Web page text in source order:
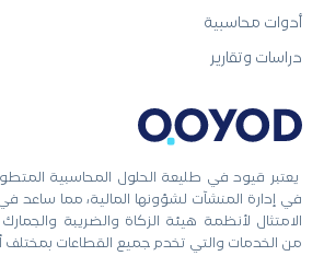
يعتبر قيود في طليعة الحلول المحاسبية
في إدارة المنشآت لشؤونها المالية، مما ساعد
الامتثال لأنظمة هيئة الزكاة والضريبة
من الخدمات والتي تخدم جميع القطاعات بمختلف
أدوات محاسبية
دراسات وتقارير